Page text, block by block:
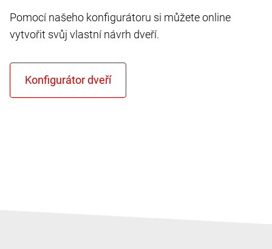
Pomocí našeho konfigurátoru si můžete online
vytvořit svůj vlastní návrh dveří.